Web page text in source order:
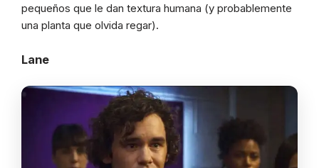
pequeños que le dan textura humana (y probablemente
una planta que olvida regar).
Lane